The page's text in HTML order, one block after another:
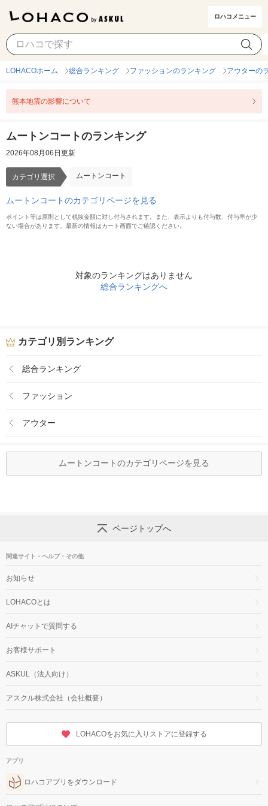
ロハコメニュー
ムートンコート カテゴリ選択
LOHACOホーム 総合ランキング ファッションのランキング アウターの
熊本地震の影響について
ムートンコートのランキング
2026年08月06日更新
カテゴリ選択 ムートンコート
ムートンコートのカテゴリページを見る
ポイント等は原則として税抜金額に対し付与されます。また、表示よりも付与数、付与率が少
ない場合があります。最新の情報はカート画面でご確認ください。
対象のランキングはありません
総合ランキングへ
カテゴリ別ランキング
総合ランキング
ファッション
アウター
ムートンコートのカテゴリページを見る
ページトップへ
関連サイト・ヘルプ・その他
お知らせ
LOHACOとは
AIチャットで質問する
お客様サポート
ASKUL（法人向け）
アスクル株式会社（会社概要）
LOHACOをお気に入りストアに登録する
アプリ
ロハコアプリをダウンロード